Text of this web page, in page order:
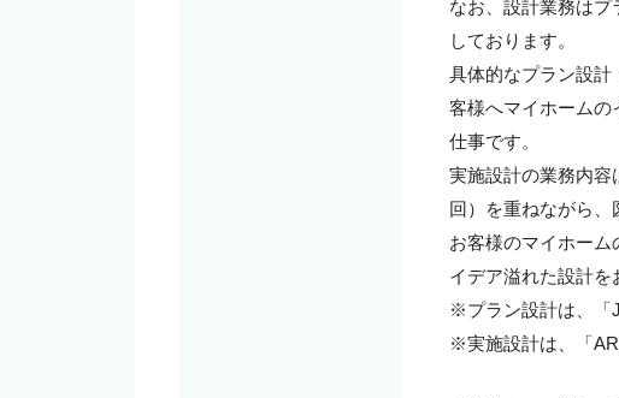
なお、設計業務は
しております。
具体的なプラン設計
客様へマイホームの
仕事です。
実施設計の業務内容
回）を重ねながら
お客様のマイホー
イデア溢れた設計を
※プラン設計は、「
※実施設計は、「